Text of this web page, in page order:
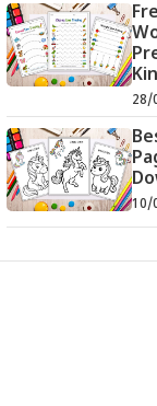
28/
10/